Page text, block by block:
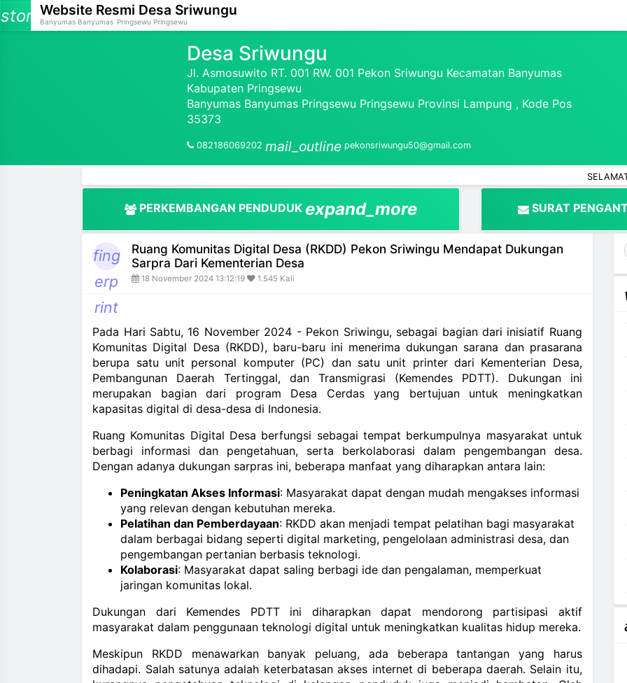
storageWebsite Resmi Desa Sriwungu
Banyumas Banyumas Pringsewu Pringsewu
Desa Sriwungu
Jl. Asmosuwito RT. 001 RW. 001 Pekon Sriwungu Kecamatan Banyumas
Kabupaten Pringsewu
Banyumas Banyumas Pringsewu Pringsewu Provinsi Lampung , Kode Pos
35373
082186069202 mail_outline pekonsriwungu50@gmail.com
SELAMAT DATANG
PERKEMBANGAN PENDUDUK expand_more SURAT
fing
erp
rint
Ruang Komunitas Digital Desa (RKDD) Pekon Sriwingu Mendapat Dukungan
Sarpra Dari Kementerian Desa
18 November 2024 13:12:19 1.545 Kali
Pada Hari Sabtu, 16 November 2024 - Pekon Sriwingu, sebagai bagian dari inisiatif Ruang
Komunitas Digital Desa (RKDD), baru-baru ini menerima dukungan sarana dan prasarana
berupa satu unit personal komputer (PC) dan satu unit printer dari Kementerian Desa,
Pembangunan Daerah Tertinggal, dan Transmigrasi (Kemendes PDTT). Dukungan ini
merupakan bagian dari program Desa Cerdas yang bertujuan untuk meningkatkan
kapasitas digital di desa-desa di Indonesia.
Ruang Komunitas Digital Desa berfungsi sebagai tempat berkumpulnya masyarakat untuk
berbagi informasi dan pengetahuan, serta berkolaborasi dalam pengembangan desa.
Dengan adanya dukungan sarpras ini, beberapa manfaat yang diharapkan antara lain:
Peningkatan Akses Informasi: Masyarakat dapat dengan mudah mengakses informasi
yang relevan dengan kebutuhan mereka.
Pelatihan dan Pemberdayaan: RKDD akan menjadi tempat pelatihan bagi masyarakat
dalam berbagai bidang seperti digital marketing, pengelolaan administrasi desa, dan
pengembangan pertanian berbasis teknologi.
Kolaborasi: Masyarakat dapat saling berbagi ide dan pengalaman, memperkuat
jaringan komunitas lokal.
Dukungan dari Kemendes PDTT ini diharapkan dapat mendorong partisipasi aktif
masyarakat dalam penggunaan teknologi digital untuk meningkatkan kualitas hidup mereka.
Meskipun RKDD menawarkan banyak peluang, ada beberapa tantangan yang harus
dihadapi. Salah satunya adalah keterbatasan akses internet di beberapa daerah. Selain itu,